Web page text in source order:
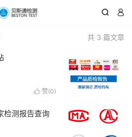
 
共 3 篇文章
 赞(0)
检测报告查询